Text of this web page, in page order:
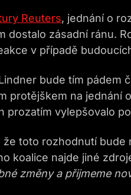
Reuters, jednání o
dostalo zásadní ránu.
v případě
bude tím pádem
protějškem na jednání
prozatím vylepšovalo
že toto rozhodnutí
koalice najde jiné
změny a přijmeme